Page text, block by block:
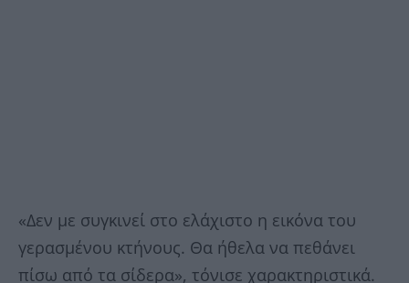
«Δεν με συγκινεί στο ελάχιστο η εικόνα του
γερασμένου κτήνους. Θα ήθελα να πεθάνει
πίσω από τα σίδερα», τόνισε χαρακτηριστικά.